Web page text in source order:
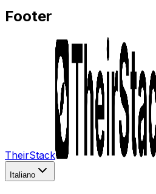
Footer
TheirStack
Italiano